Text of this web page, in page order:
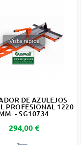
Vista rápida
DE AZULEJOS
PROFESIONAL 1220
- SG10734
Precio
294,00 €